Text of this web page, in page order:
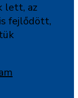
lett, az
fejlődött,